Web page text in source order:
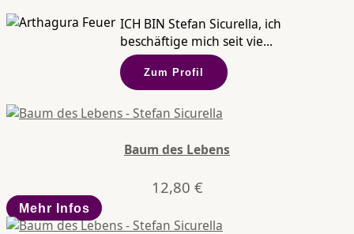
ICH BIN Stefan Sicurella, ich
beschäftige mich seit vie...
Zum Profil
Baum des Lebens
12,80 €
Mehr Infos